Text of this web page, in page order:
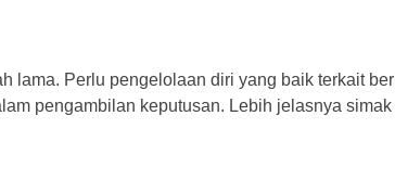
lama. Perlu pengelolaan diri yang baik terkait
pengambilan keputusan. Lebih jelasnya simak